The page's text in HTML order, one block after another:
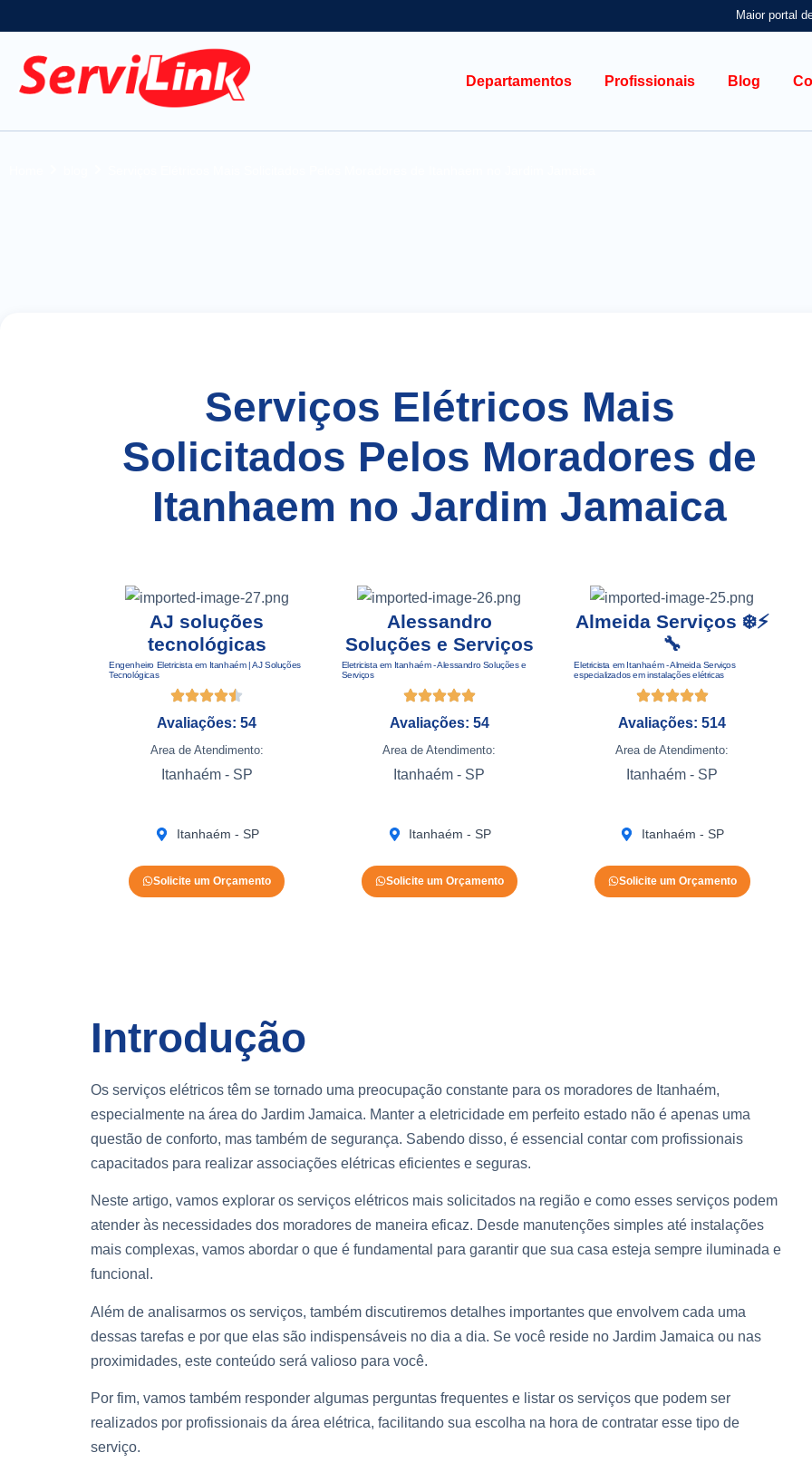
Maior portal
Departamentos Profissionais Blog
Serviços Elétricos Mais
Solicitados Pelos Moradores de
Itanhaem no Jardim Jamaica
AJ soluções
tecnológicas
Engenheiro Eletricista em Itanhaém | AJ Soluções
Tecnológicas
Avaliações: 54
Area de Atendimento:
Itanhaém - SP
Itanhaém - SP
Solicite um Orçamento
Alessandro
Soluções e Serviços
Eletricista em Itanhaém - Alessandro Soluções e
Serviços
Avaliações: 54
Area de Atendimento:
Itanhaém - SP
Itanhaém - SP
Solicite um Orçamento
Almeida Serviços ❄️⚡️
🔧
Eletricista em Itanhaém - Almeida Serviços
especializados em instalações elétricas
Avaliações: 514
Area de Atendimento:
Itanhaém - SP
Itanhaém - SP
Solicite um Orçamento
Introdução
Os serviços elétricos têm se tornado uma preocupação constante para os moradores de Itanhaém,
especialmente na área do Jardim Jamaica. Manter a eletricidade em perfeito estado não é apenas uma
questão de conforto, mas também de segurança. Sabendo disso, é essencial contar com profissionais
capacitados para realizar associações elétricas eficientes e seguras.
Neste artigo, vamos explorar os serviços elétricos mais solicitados na região e como esses serviços podem
atender às necessidades dos moradores de maneira eficaz. Desde manutenções simples até instalações
mais complexas, vamos abordar o que é fundamental para garantir que sua casa esteja sempre iluminada e
funcional.
Além de analisarmos os serviços, também discutiremos detalhes importantes que envolvem cada uma
dessas tarefas e por que elas são indispensáveis no dia a dia. Se você reside no Jardim Jamaica ou nas
proximidades, este conteúdo será valioso para você.
Por fim, vamos também responder algumas perguntas frequentes e listar os serviços que podem ser
realizados por profissionais da área elétrica, facilitando sua escolha na hora de contratar esse tipo de
serviço.